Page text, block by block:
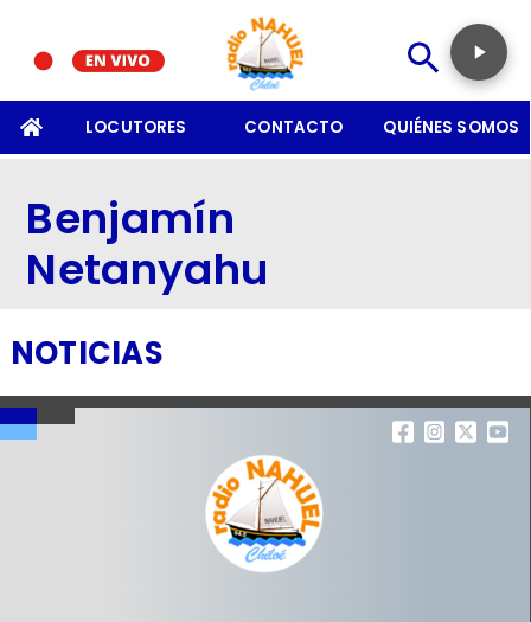
LOCUTORES CONTACTO QUIÉNES SOMOS
Benjamín
Netanyahu
NOTICIAS